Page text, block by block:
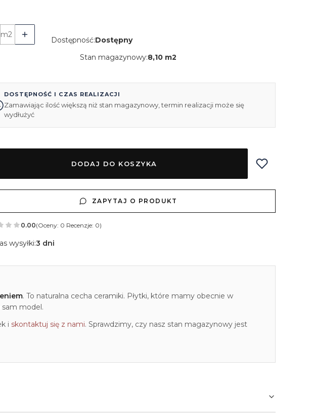
m2
Dostępność:Dostępny
Stan magazynowy:8,10 m2
DOSTĘPNOŚĆ I CZAS REALIZACJI
Zamawiając ilość większą niż stan magazynowy, termin realizacji może się
wydłużyć
DODAJ DO KOSZYKA
ZAPYTAJ O PRODUKT
0.00(Oceny: 0 Recenzje: 0)
wysyłki:3 dni
. To naturalna cecha ceramiki. Płytki, które mamy obecnie w
model.
i skontaktuj się z nami. Sprawdzimy, czy nasz stan magazynowy jest